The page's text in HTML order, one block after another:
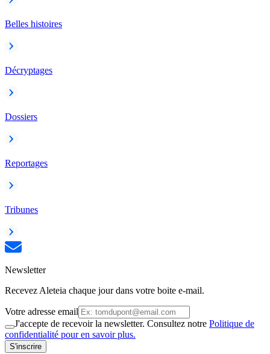
Belles histoires
Décryptages
Dossiers
Reportages
Tribunes
Newsletter
Recevez Aleteia chaque jour dans votre boite e-mail.
Votre adresse email
J'accepte de recevoir la newsletter. Consultez notre Politique de
confidentialité pour en savoir plus.
S'inscrire